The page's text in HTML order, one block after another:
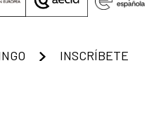
INSCRÍBETE